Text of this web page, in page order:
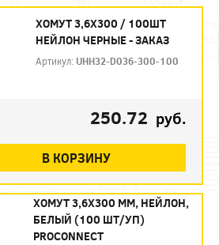
ХОМУТ 3,6Х300 / 100ШТ
НЕЙЛОН ЧЕРНЫЕ - ЗАКАЗ
Артикул: UHH32-D036-300-100
250.72 руб.
В КОРЗИНУ
ХОМУТ 3,6Х300 ММ, НЕЙЛОН,
БЕЛЫЙ (100 ШТ/УП)
PROCONNECT